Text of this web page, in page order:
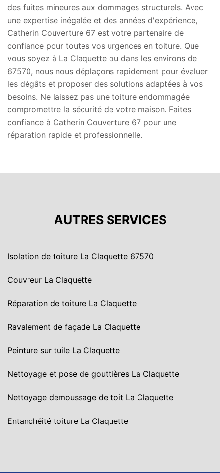
des fuites mineures aux dommages structurels. Avec
une expertise inégalée et des années d'expérience,
Catherin Couverture 67 est votre partenaire de
confiance pour toutes vos urgences en toiture. Que
vous soyez à La Claquette ou dans les environs de
67570, nous nous déplaçons rapidement pour évaluer
les dégâts et proposer des solutions adaptées à vos
besoins. Ne laissez pas une toiture endommagée
compromettre la sécurité de votre maison. Faites
confiance à Catherin Couverture 67 pour une
réparation rapide et professionnelle.
AUTRES SERVICES
Isolation de toiture La Claquette 67570
Couvreur La Claquette
Réparation de toiture La Claquette
Ravalement de façade La Claquette
Peinture sur tuile La Claquette
Nettoyage et pose de gouttières La Claquette
Nettoyage demoussage de toit La Claquette
Entanchéité toiture La Claquette